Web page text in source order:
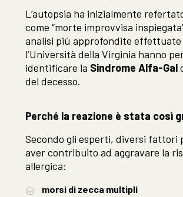
L’autopsia ha inizialmente
come “morte improvvisa
analisi più approfondite effettuate
l’Università della Virginia hanno
identificare la Sindrome Alfa-Gal
del decesso.
Perché la reazione è stata così
Secondo gli esperti, diversi fattori
aver contribuito ad aggravare la
allergica:
morsi di zecca multipli